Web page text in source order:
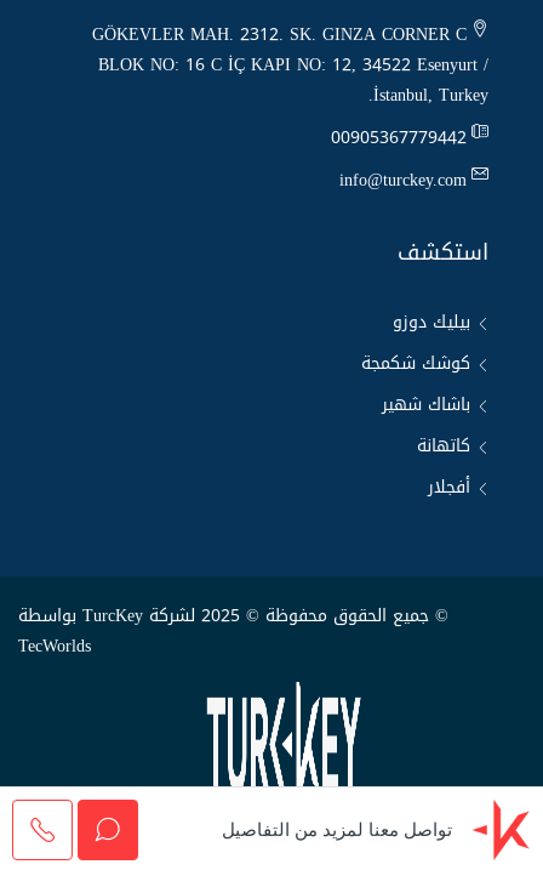
GÖKEVLER MAH. 2312. SK. GINZA CORNER C
BLOK NO: 16 C İÇ KAPI NO: 12, 34522 Esenyurt /
İstanbul, Turkey.
00905367779442
info@turckey.com
استكشف
بيليك دوزو
كوشك شكمجة
باشاك شهير
كاتهانة
أفجلار
© جميع الحقوق محفوظة © 2025 لشركة TurcKey بواسطة
TecWorlds
تواصل معنا لمزيد من التفاصيل